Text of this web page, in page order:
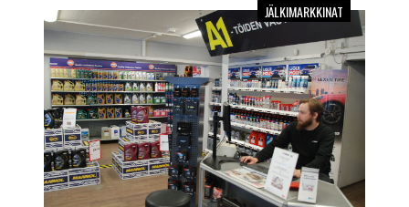
Kilpailukykyä
investoinneilla
JÄLKIMARKKINAT